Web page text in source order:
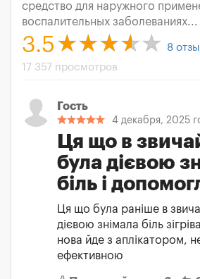
средство для наружного
воспалительных заболеваниях...
3.5 8
17 357 просмотров
Гость
4 декабря, 2025
Ця що в
була дієвою
біль і
Ця що була раніше в
дієвою знімала біль
нова йде з аплікатором,
ефективною